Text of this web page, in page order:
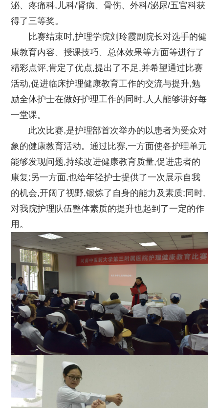
泌、疼痛科,儿科/肾病、骨伤、外科/泌尿/五官科获
得了三等奖。
比赛结束时,护理学院刘玲霞副院长对选手的健
康教育内容、授课技巧、总体效果等方面等进行了
精彩点评,肯定了优点,提出了不足,并希望通过比赛
活动,促进临床护理健康教育工作的交流与提升,勉
励全体护士在做好护理工作的同时,人人能够讲好每
一堂课。
此次比赛,是护理部首次举办的以患者为受众对
象的健康教育活动。通过比赛,一方面使各护理单元
能够发现问题,持续改进健康教育质量,促进患者的
康复;另一方面,也给年轻护士提供了一次展示自我
的机会,开阔了视野,锻炼了自身的能力及素质;同时,
对我院护理队伍整体素质的提升也起到了一定的作
用。